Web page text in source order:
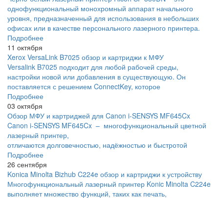
однофункциональный монохромный аппарат начального
уровня, предназначенный для использования в небольших
офисах или в качестве персонального лазерного принтера.
Подробнее
11 октября
Xerox VersaLink B7025 обзор и картриджи к МФУ
Versalink B7025 подходит для любой рабочей среды,
настройки новой или добавления в существующую. Он
поставляется с решением ConnectKey, которое
Подробнее
03 октября
Обзор МФУ и картриджей для Canon i-SENSYS MF645Cx
Canon i-SENSYS MF645Cx – многофункциональный цветной
лазерный принтер,
отличаются долговечностью, надёжностью и быстротой
Подробнее
26 сентября
Konica Minolta Bizhub C224e обзор и картриджи к устройству
Многофункциональный лазерный принтер Konic Minolta C224e
выполняет множество функций, таких как печать,